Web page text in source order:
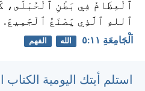
ٱلْعِظَامُ فِي بَطْنِ ٱلْحُبْلَى،
ٱللهِ ٱلَّذِي يَصْنَعُ ٱلْجَمِيعَ.
اَلْجَامِعَةِ ١١:‏٥ الله الفهم
استلم أيتك اليومية